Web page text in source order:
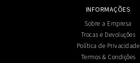
INFORMAÇÕES
Sobre a Empresa
Trocas e Devoluções
Política de Privacidade
Termos & Condições